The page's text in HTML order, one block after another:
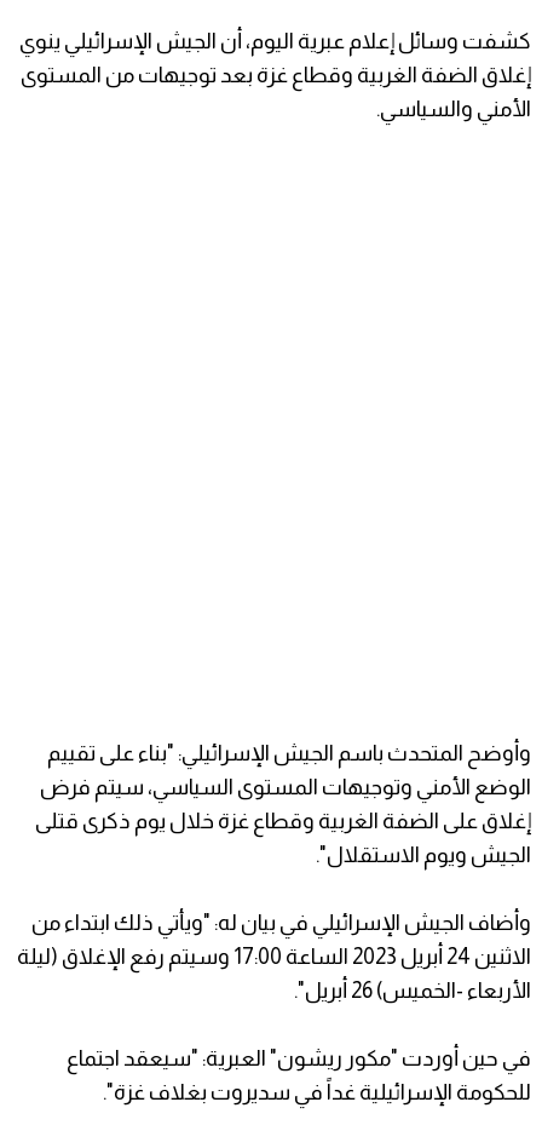
كشفت وسائل إعلام عبرية اليوم، أن الجيش الإسرائيلي ينوي
إغلاق الضفة الغربية وقطاع غزة بعد توجيهات من المستوى
الأمني والسياسي.
وأوضح المتحدث باسم الجيش الإسرائيلي: "بناء على تقييم
الوضع الأمني وتوجيهات المستوى السياسي، سيتم فرض
إغلاق على الضفة الغربية وقطاع غزة خلال يوم ذكرى قتلى
الجيش ويوم الاستقلال".
وأضاف الجيش الإسرائيلي في بيان له: "ويأتي ذلك ابتداء من
الاثنين 24 أبريل 2023 الساعة 17:00 وسيتم رفع الإغلاق (ليلة
الأربعاء -الخميس) 26 أبريل".
في حين أوردت "مكور ريشون" العبرية: "سيعقد اجتماع
للحكومة الإسرائيلية غداً في سديروت بغلاف غزة".